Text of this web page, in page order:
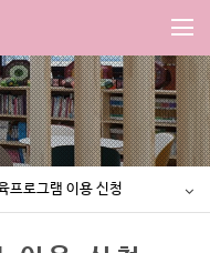
프로그램 이용 신청